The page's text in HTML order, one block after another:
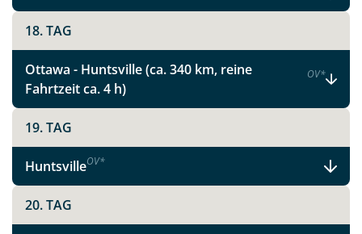
WhatsApp
Telegram
per E-Mail senden
Link kopieren
18. TAG
Ottawa - Huntsville (ca. 340 km, reine
Fahrtzeit ca. 4 h)
OV*
19. TAG
HuntsvilleOV*
20. TAG